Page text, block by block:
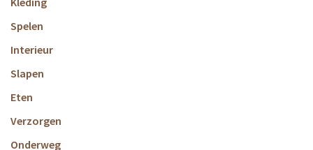
Spelen
Interieur
Slapen
Eten
Verzorgen
Onderweg